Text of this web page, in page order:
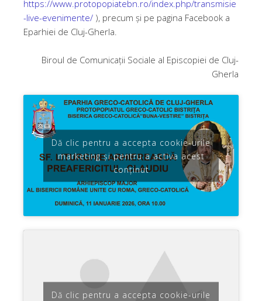
https://www.protopopiatebn.ro/index.php/transmisie
-live-evenimente/ ), precum și pe pagina Facebook a
Eparhiei de Cluj-Gherla.
Biroul de Comunicații Sociale al Episcopiei de Cluj-
Gherla
Dă clic pentru a accepta cookie-urile
marketing și pentru a activa acest
conținut
Dă clic pentru a accepta cookie-urile